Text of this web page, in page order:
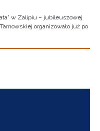
w Zalipiu – jubileuszowej
organizowało już po